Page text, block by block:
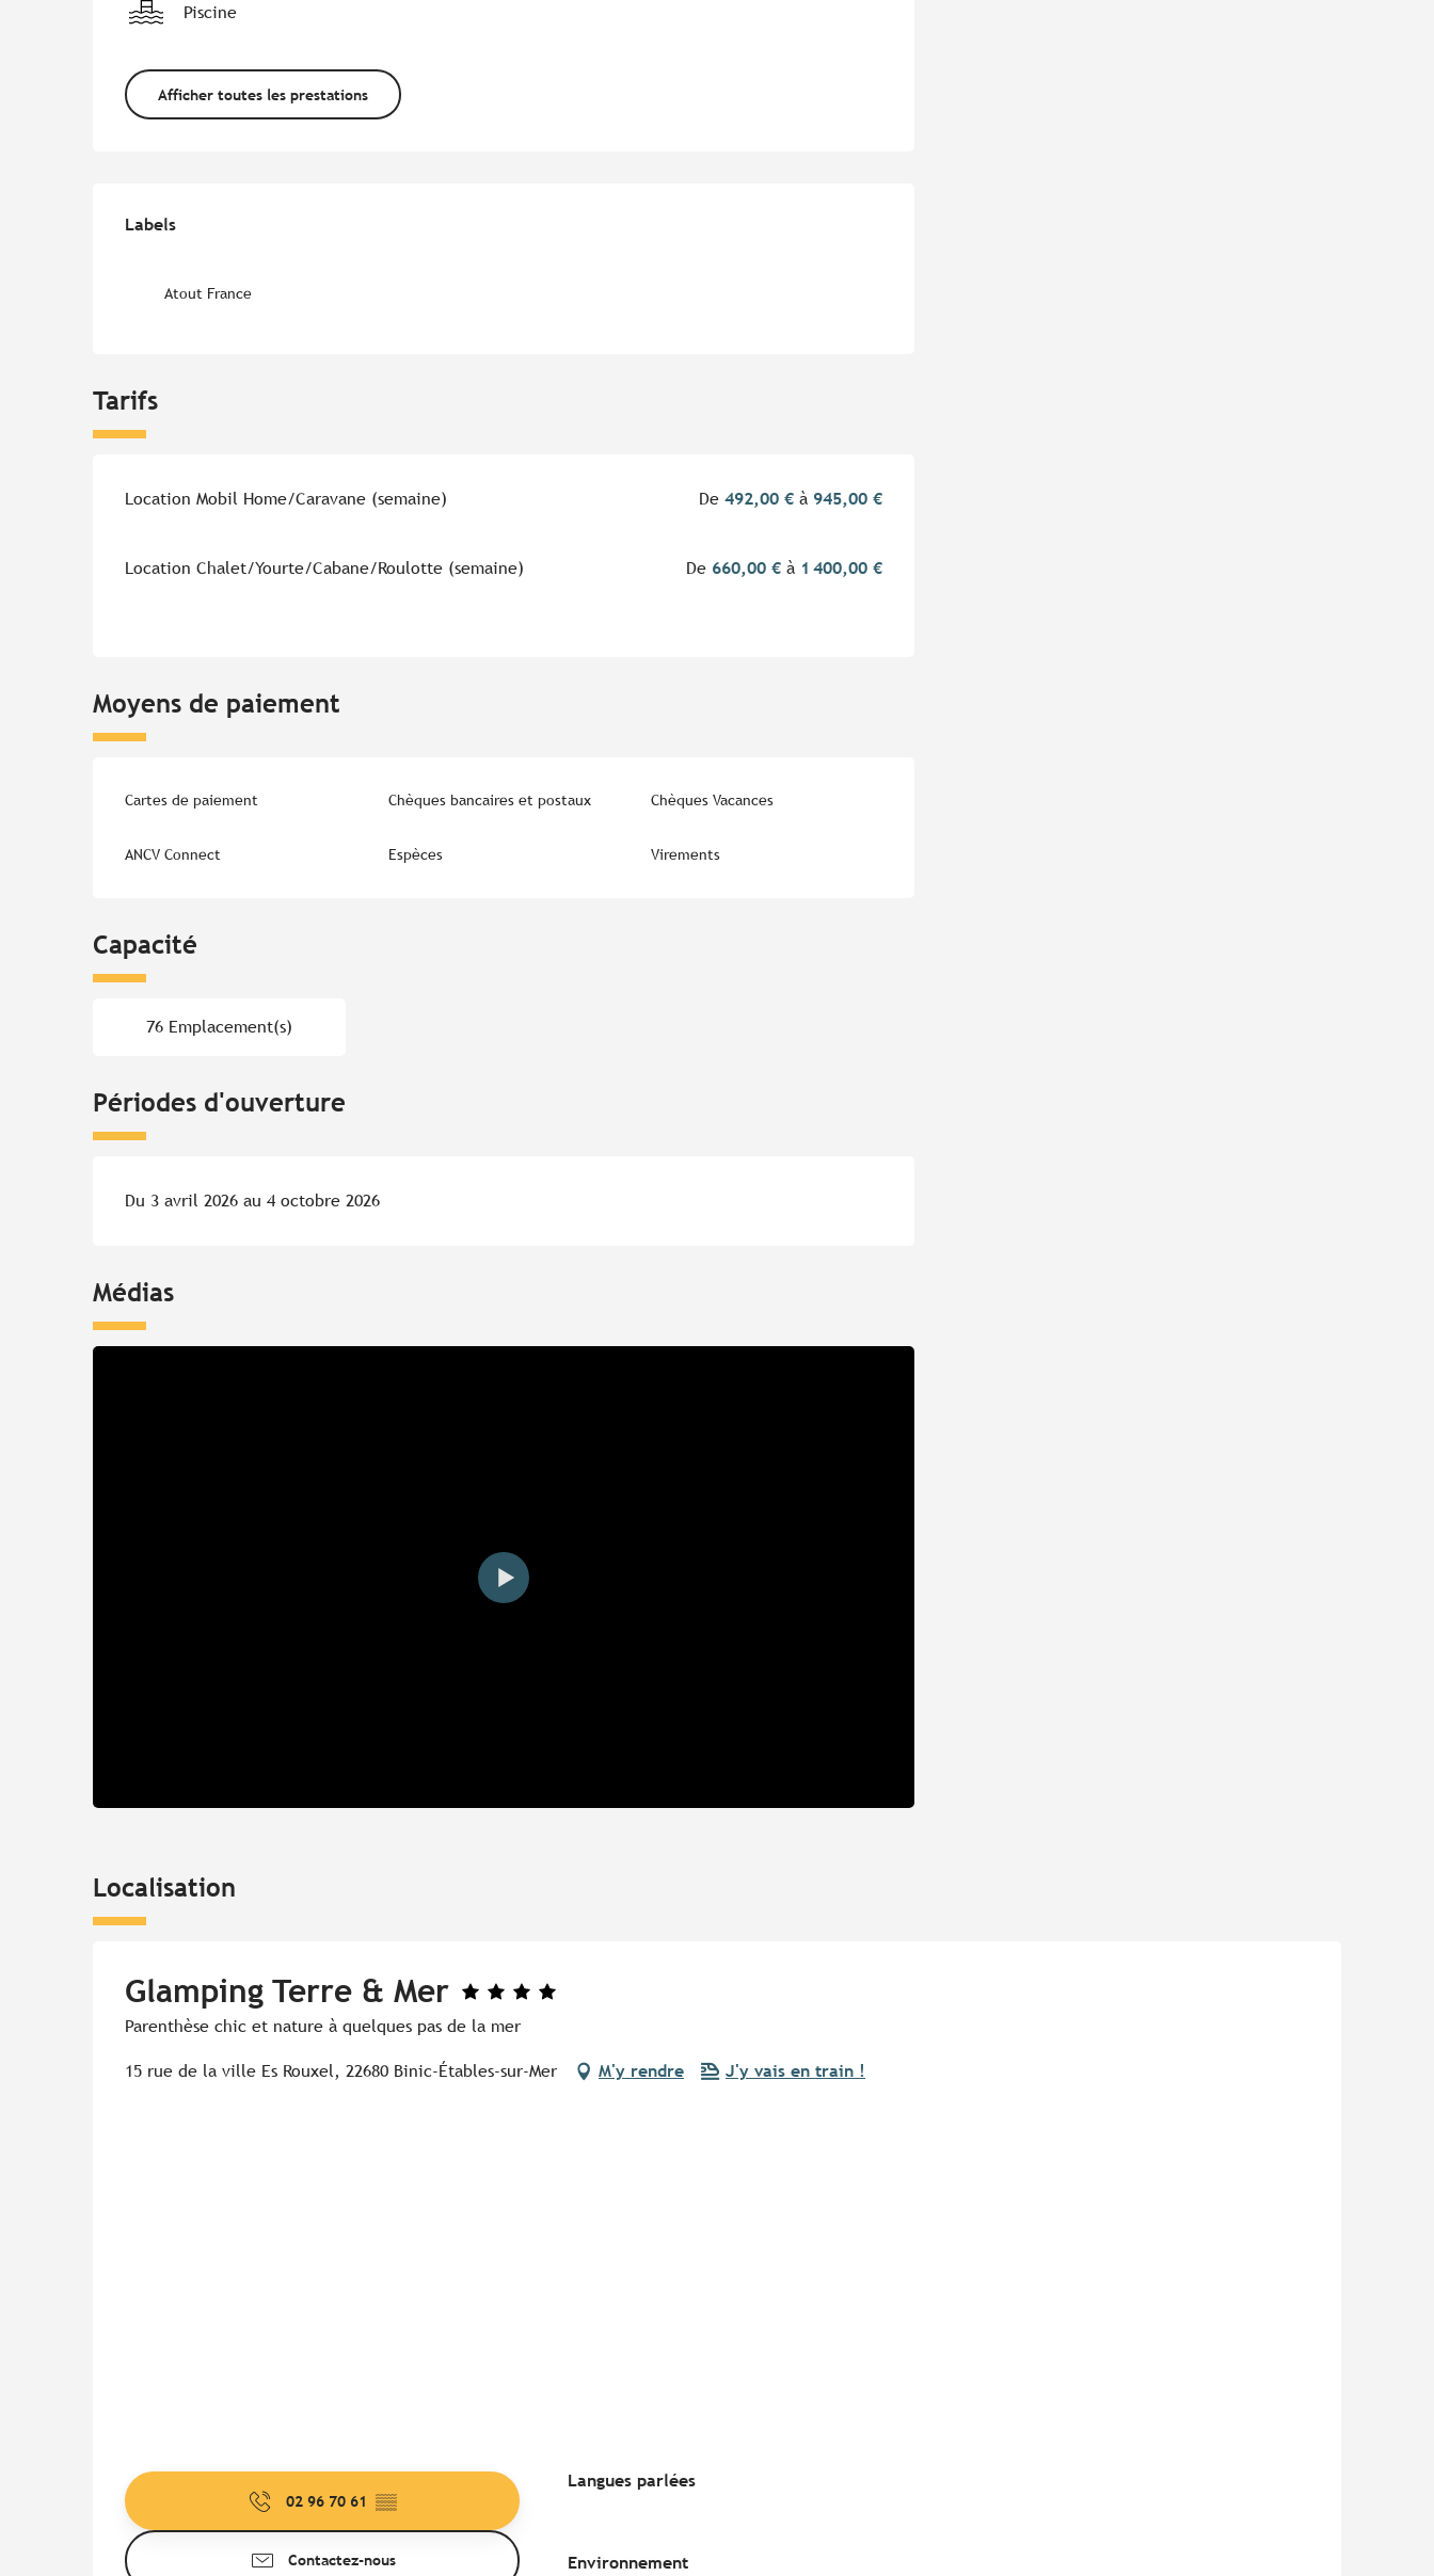
Piscine
Afficher toutes les prestations
Labels
Labels
Atout France
Tarifs
Tarifs 2026
Location Mobil Home/Caravane (semaine) De492,00 € à 945,00 €
Location Chalet/Yourte/Cabane/Roulotte (semaine) De 660,00 € à 1 400,00 €
Moyens de paiement
Cartes de paiement Chèques bancaires et postaux Chèques Vacances
ANCV Connect Espèces Virements
Capacité
76 Emplacement(s)
Périodes d'ouverture
Du 3 avril 2026 au 4 octobre 2026
Médias
Localisation
Glamping Terre & Mer
Parenthèse chic et nature à quelques pas de la mer
15 rue de la ville Es Rouxel, 22680 Binic-Étables-sur-Mer M'y rendre J'y vais en train !
02 96 70 61 ▒▒
Contactez-nous
Langues parlées
Langues parlées
Environnement
Environnement